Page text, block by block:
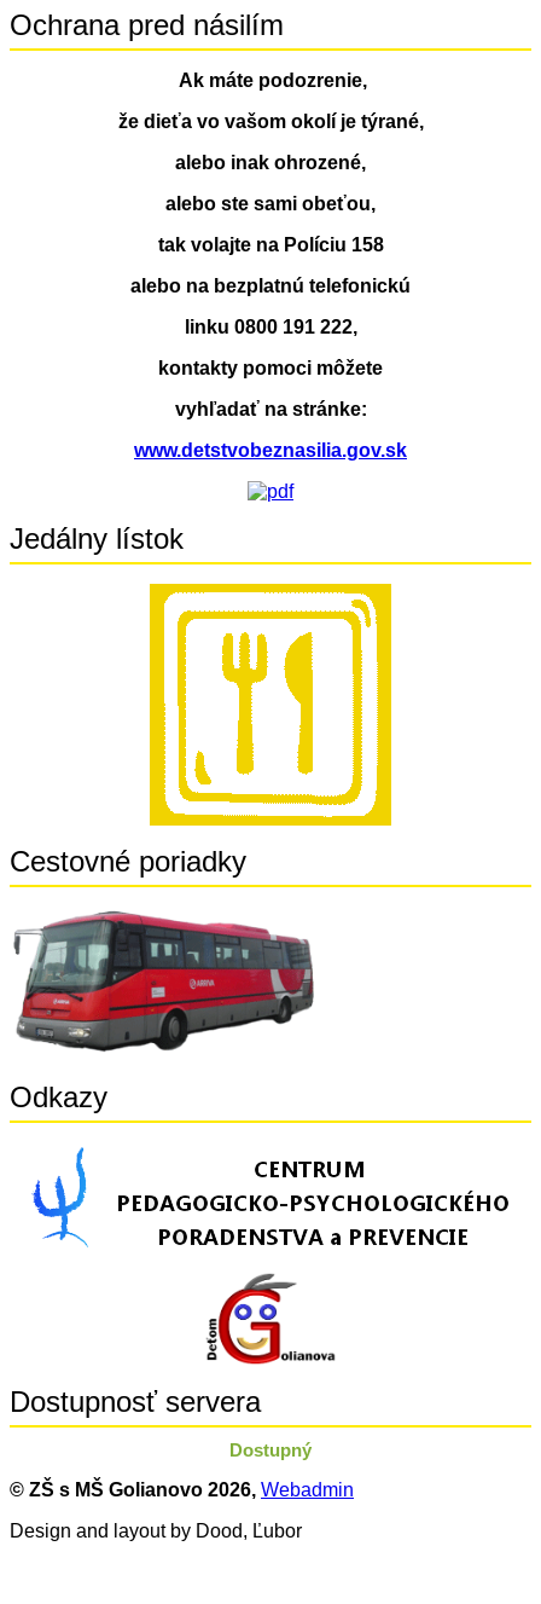
Ochrana pred násilím
Ak máte podozrenie,
že dieťa vo vašom okolí je týrané,
alebo inak ohrozené,
alebo ste sami obeťou,
tak volajte na Políciu 158
alebo na bezplatnú telefonickú
linku 0800 191 222,
kontakty pomoci môžete
vyhľadať na stránke:
www.detstvobeznasilia.gov.sk
Jedálny lístok
Cestovné poriadky
Odkazy
Dostupnosť servera
Dostupný
© ZŠ s MŠ Golianovo 2026, Webadmin
Design and layout by Dood, Ľubor